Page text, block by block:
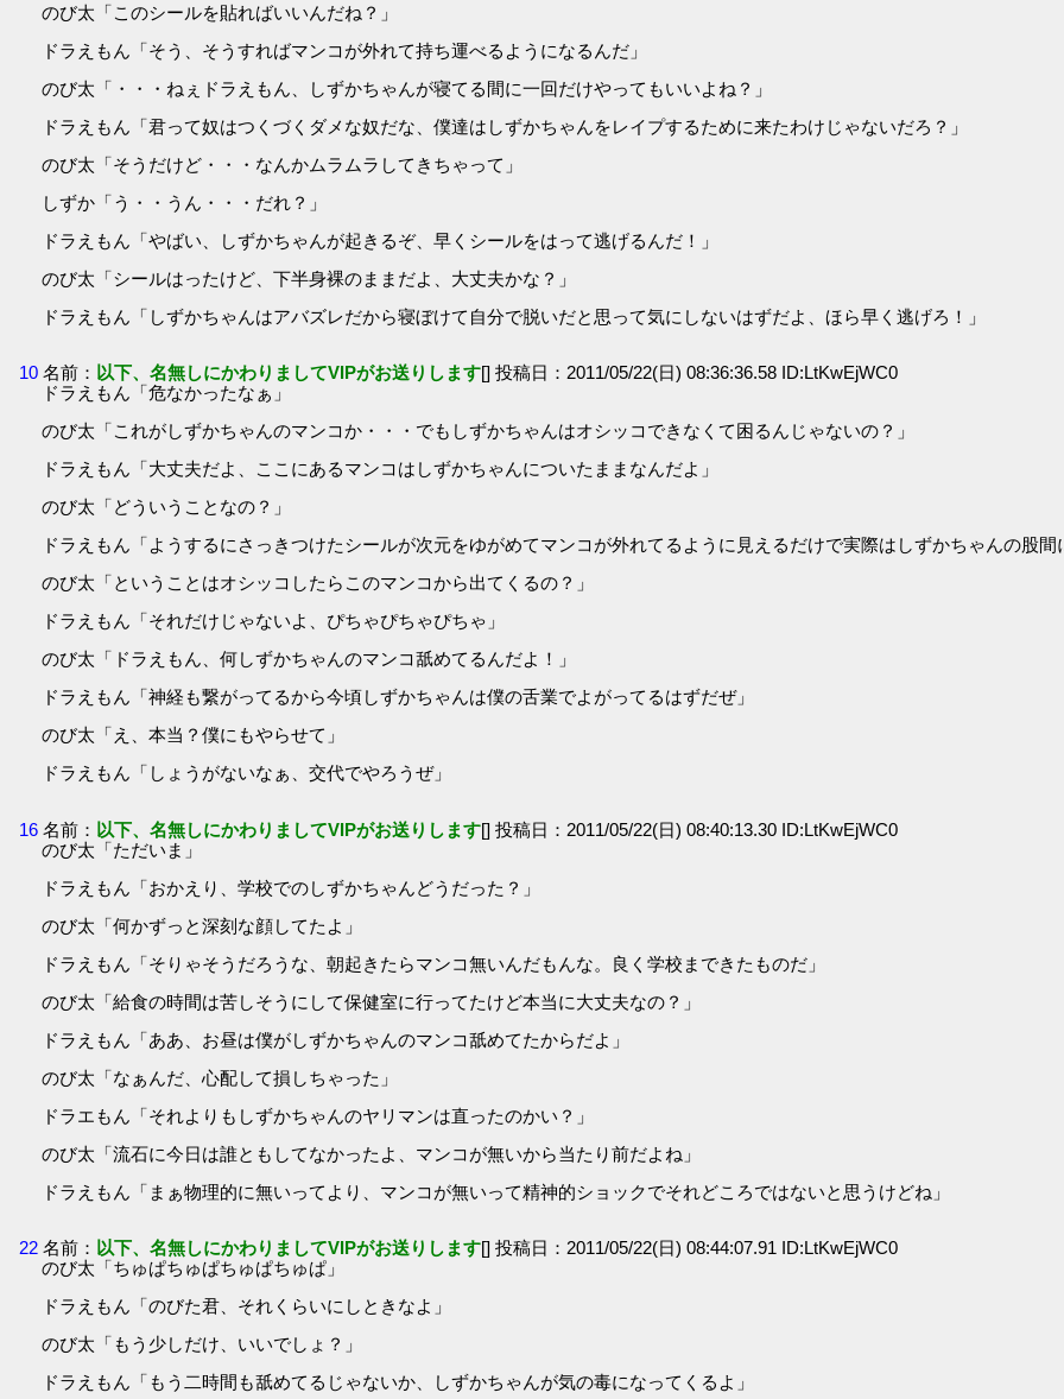
のび太「このシールを貼ればいいんだね？」
ドラえもん「そう、そうすればマンコが外れて持ち運べるようになるんだ」
のび太「・・・ねぇドラえもん、しずかちゃんが寝てる間に一回だけやってもいいよね？」
ドラえもん「君って奴はつくづくダメな奴だな、僕達はしずかちゃんをレイプするために来たわけじゃないだろ？」
のび太「そうだけど・・・なんかムラムラしてきちゃって」
しずか「う・・うん・・・だれ？」
ドラえもん「やばい、しずかちゃんが起きるぞ、早くシールをはって逃げるんだ！」
のび太「シールはったけど、下半身裸のままだよ、大丈夫かな？」
ドラえもん「しずかちゃんはアバズレだから寝ぼけて自分で脱いだと思って気にしないはずだよ、ほら早く逃げろ！」
10 名前： 以下、名無しにかわりましてVIPがお送りします[] 投稿日：2011/05/22(日) 08:36:36.58 ID:LtKwEjWC0
ドラえもん「危なかったなぁ」
のび太「これがしずかちゃんのマンコか・・・でもしずかちゃんはオシッコできなくて困るんじゃないの？」
ドラえもん「大丈夫だよ、ここにあるマンコはしずかちゃんについたままなんだよ」
のび太「どういうことなの？」
ドラえもん「ようするにさっきつけたシールが次元をゆがめてマンコが外れてるように見えるだけで実際はしずかちゃんの股間
のび太「ということはオシッコしたらこのマンコから出てくるの？」
ドラえもん「それだけじゃないよ、ぴちゃぴちゃぴちゃ」
のび太「ドラえもん、何しずかちゃんのマンコ舐めてるんだよ！」
ドラえもん「神経も繋がってるから今頃しずかちゃんは僕の舌業でよがってるはずだぜ」
のび太「え、本当？僕にもやらせて」
ドラえもん「しょうがないなぁ、交代でやろうぜ」
16 名前： 以下、名無しにかわりましてVIPがお送りします[] 投稿日：2011/05/22(日) 08:40:13.30 ID:LtKwEjWC0
のび太「ただいま」
ドラえもん「おかえり、学校でのしずかちゃんどうだった？」
のび太「何かずっと深刻な顔してたよ」
ドラえもん「そりゃそうだろうな、朝起きたらマンコ無いんだもんな。良く学校まできたものだ」
のび太「給食の時間は苦しそうにして保健室に行ってたけど本当に大丈夫なの？」
ドラえもん「ああ、お昼は僕がしずかちゃんのマンコ舐めてたからだよ」
のび太「なぁんだ、心配して損しちゃった」
ドラエもん「それよりもしずかちゃんのヤリマンは直ったのかい？」
のび太「流石に今日は誰ともしてなかったよ、マンコが無いから当たり前だよね」
ドラえもん「まぁ物理的に無いってより、マンコが無いって精神的ショックでそれどころではないと思うけどね」
22 名前： 以下、名無しにかわりましてVIPがお送りします[] 投稿日：2011/05/22(日) 08:44:07.91 ID:LtKwEjWC0
のび太「ちゅぱちゅぱちゅぱちゅぱ」
ドラえもん「のびた君、それくらいにしときなよ」
のび太「もう少しだけ、いいでしょ？」
ドラえもん「もう二時間も舐めてるじゃないか、しずかちゃんが気の毒になってくるよ」